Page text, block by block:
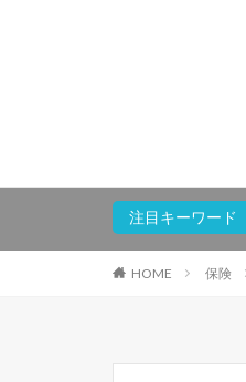
注目キーワード
HOME 保険